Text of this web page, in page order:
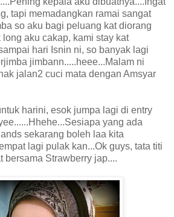
tapi memadangkan ramai sangat
so aku bagi peluang kat diorang
aku cakap, kami stay kat
hari Isnin ni, so banyak lagi
jimbann.....heee...Malam ni
jalan2 cuci mata dengan Amsyar
harini, esok jumpa lagi di entry
yang ada
sekarang boleh laa kita
lagi pulak kan...Ok guys, tata titi
bersama Strawberry jap....